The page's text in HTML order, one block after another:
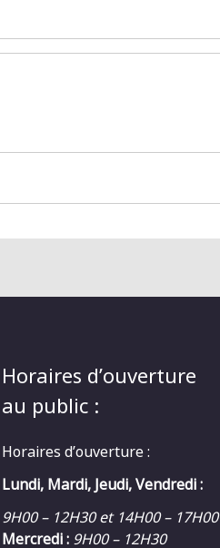
Horaires d’ouverture
au public :
Horaires d’ouverture :
Lundi, Mardi, Jeudi, Vendredi :
9H00 – 12H30 et 14H00 – 17H00
Mercredi : 9H00 – 12H30